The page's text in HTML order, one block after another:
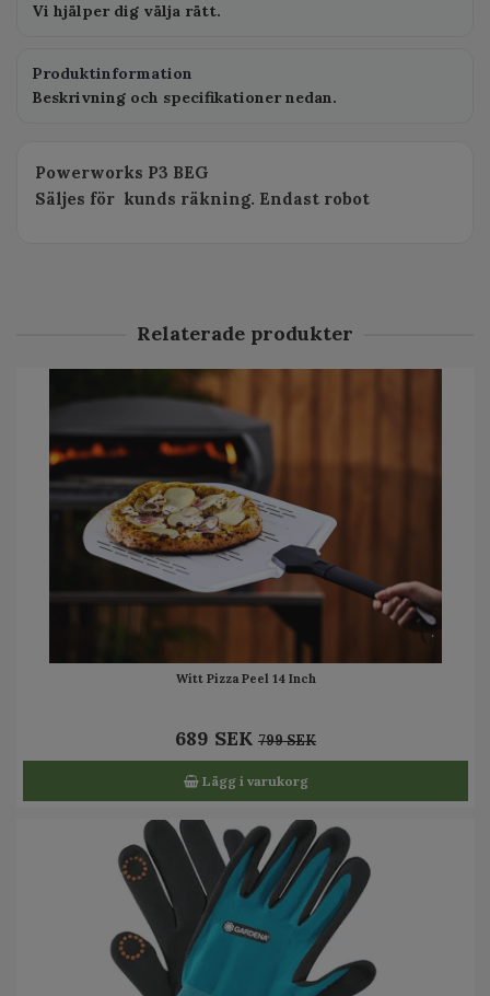
Vi hjälper dig välja rätt.
Produktinformation
Beskrivning och specifikationer nedan.
Powerworks P3 BEG
Säljes för kunds räkning. Endast robot
Relaterade produkter
Witt Pizza Peel 14 Inch
689 SEK 799 SEK
Lägg i varukorg